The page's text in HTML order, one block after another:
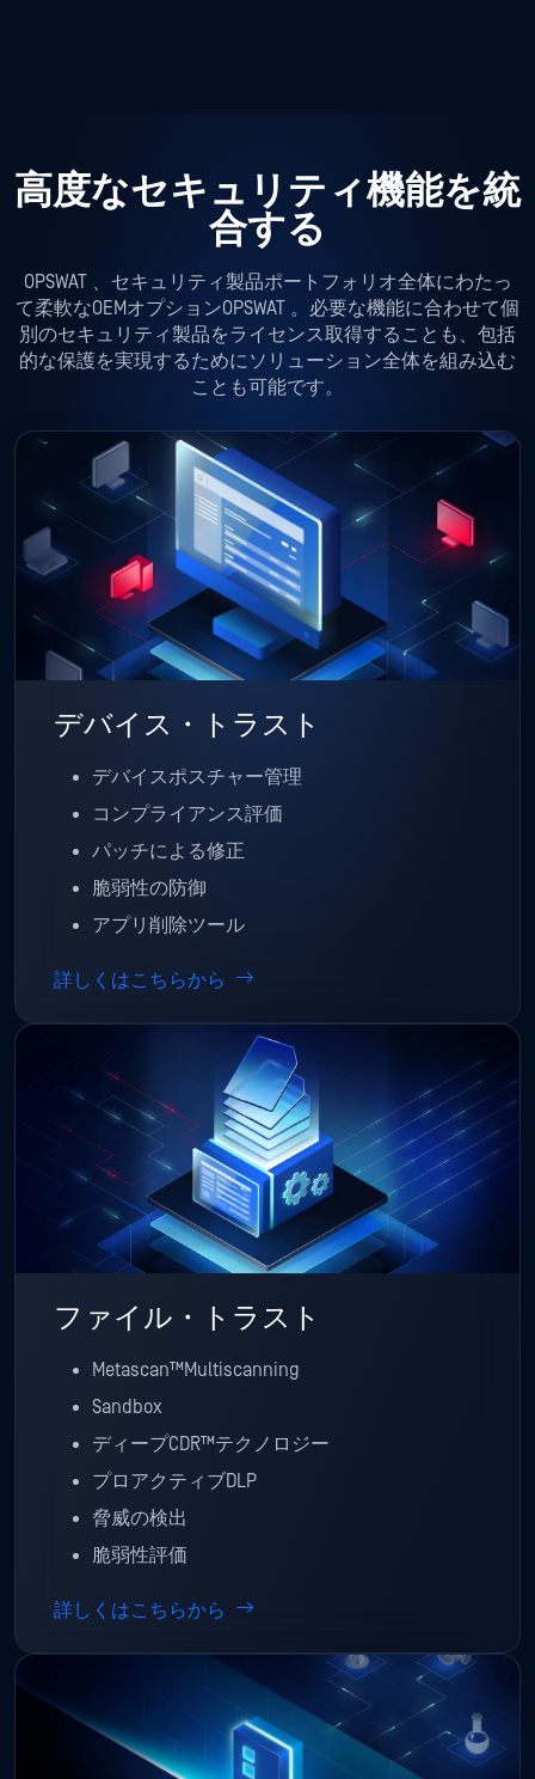
高度なセキュリティ機能を統
合する
OPSWAT 、セキュリティ製品ポートフォリオ全体にわたっ
て柔軟なOEMオプションOPSWAT 。必要な機能に合わせて個
別のセキュリティ製品をライセンス取得することも、包括
的な保護を実現するためにソリューション全体を組み込む
ことも可能です。
デバイス・トラスト
デバイスポスチャー管理
コンプライアンス評価
パッチによる修正
脆弱性の防御
アプリ削除ツール
詳しくはこちらから
ファイル・トラスト
Metascan™Multiscanning
Sandbox
ディープCDR™テクノロジー
プロアクティブDLP
脅威の検出
脆弱性評価
詳しくはこちらから